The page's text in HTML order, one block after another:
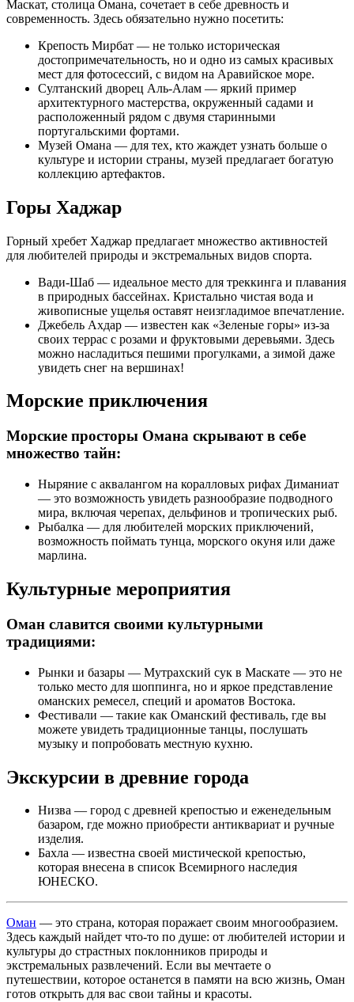
Маскат, столица Омана, сочетает в себе древность и
современность. Здесь обязательно нужно посетить:
Крепость Мирбат — не только историческая
достопримечательность, но и одно из самых красивых
мест для фотосессий, с видом на Аравийское море.
Султанский дворец Аль-Алам — яркий пример
архитектурного мастерства, окруженный садами и
расположенный рядом с двумя старинными
португальскими фортами.
Музей Омана — для тех, кто жаждет узнать больше о
культуре и истории страны, музей предлагает богатую
коллекцию артефактов.
Горы Хаджар
Горный хребет Хаджар предлагает множество активностей
для любителей природы и экстремальных видов спорта.
Вади-Шаб — идеальное место для треккинга и плавания
в природных бассейнах. Кристально чистая вода и
живописные ущелья оставят неизгладимое впечатление.
Джебель Ахдар — известен как «Зеленые горы» из-за
своих террас с розами и фруктовыми деревьями. Здесь
можно насладиться пешими прогулками, а зимой даже
увидеть снег на вершинах!
Морские приключения
Морские просторы Омана скрывают в себе
множество тайн:
Ныряние с аквалангом на коралловых рифах Диманиат
— это возможность увидеть разнообразие подводного
мира, включая черепах, дельфинов и тропических рыб.
Рыбалка — для любителей морских приключений,
возможность поймать тунца, морского окуня или даже
марлина.
Культурные мероприятия
Оман славится своими культурными
традициями:
Рынки и базары — Мутрахский сук в Маскате — это не
только место для шоппинга, но и яркое представление
оманских ремесел, специй и ароматов Востока.
Фестивали — такие как Оманский фестиваль, где вы
можете увидеть традиционные танцы, послушать
музыку и попробовать местную кухню.
Экскурсии в древние города
Низва — город с древней крепостью и еженедельным
базаром, где можно приобрести антиквариат и ручные
изделия.
Бахла — известна своей мистической крепостью,
которая внесена в список Всемирного наследия
ЮНЕСКО.
Оман — это страна, которая поражает своим многообразием.
Здесь каждый найдет что-то по душе: от любителей истории и
культуры до страстных поклонников природы и
экстремальных развлечений. Если вы мечтаете о
путешествии, которое останется в памяти на всю жизнь, Оман
готов открыть для вас свои тайны и красоты.